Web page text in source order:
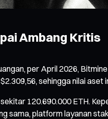
Ambang Kritis
per April 2026,
sehingga nilai
120.690.000 ETH.
sama, platform layanan